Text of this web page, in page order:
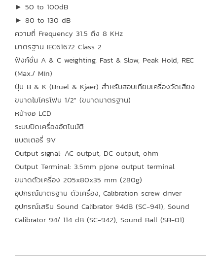
► 50 to 100dB
► 80 to 130 dB
ความถี่ Frequency 31.5 ถึง 8 KHz
มาตรฐาน IEC61672 Class 2
ฟังก์ชั่น A & C weighting, Fast & Slow, Peak Hold, REC
(Max./ Min)
ปุ่ม B & K (Bruel & Kjaer) สำหรับสอบเทียบเครื่องวัดเสียง
ขนาดไมโครโฟน 1/2" (ขนาดมาตรฐาน)
หน้าจอ LCD
ระบบปิดเครื่องอัตโนมัติ
แบตเตอรี่ 9V
Output signal: AC output, DC output, ohm
Output Terminal: 3.5mm pjone output terminal
ขนาดตัวเครื่อง 205x80x35 mm (280g)
อุปกรณ์มาตรฐาน ตัวเครื่อง, Calibration screw driver
อุปกรณ์เสริม Sound Calibrator 94dB (SC-941), Sound
Calibrator 94/ 114 dB (SC-942), Sound Ball (SB-01)